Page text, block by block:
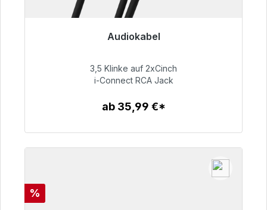
Audiokabel
51,99 €
3,5 Klinke auf 2xCinch
i-Connect RCA Jack
ab 35,99 €*
Rabatt
%